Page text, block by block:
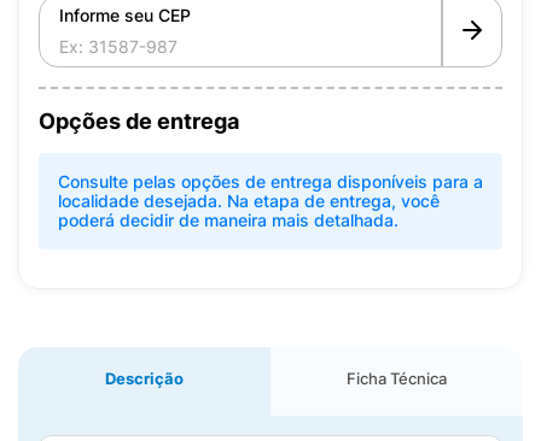
Informe seu CEP
Opções de entrega
Consulte pelas opções de entrega disponíveis para a
localidade desejada. Na etapa de entrega, você
poderá decidir de maneira mais detalhada.
Descrição Ficha Técnica